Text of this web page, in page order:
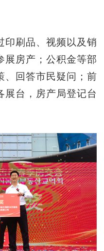
刷品、视频以及销
展房产；公积金等部
、回答市民疑问；前
展台，房产局登记台